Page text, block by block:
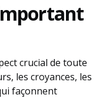
crucial de toute
les croyances, les
façonnent